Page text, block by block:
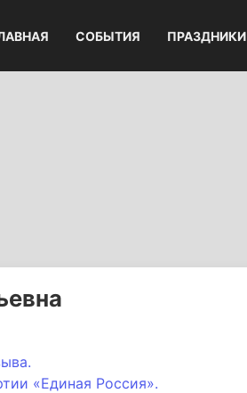
СОБЫТИЯ ПРАЗДНИКИ
«Единая Россия».